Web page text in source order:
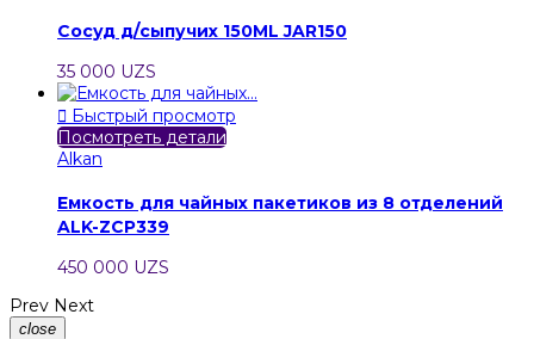
Сосуд д/сыпучих 150ML JAR150
35 000 UZS
 Быстрый просмотр
Посмотреть детали
Alkan
Емкость для чайных пакетиков из 8 отделений
ALK-ZCP339
450 000 UZS
Prev Next
close